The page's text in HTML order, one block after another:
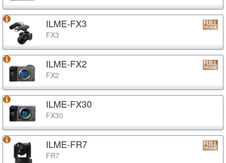
ILME-FX3
FX3
ILME-FX2
FX2
ILME-FX30
FX30
ILME-FR7
FR7